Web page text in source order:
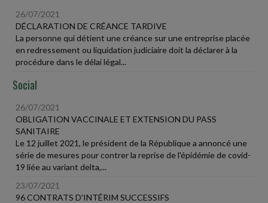
26/07/2021
DÉCLARATION DE CRÉANCE TARDIVE
La personne qui détient une créance sur une entreprise placée
en redressement ou liquidation judiciaire doit la déclarer à la
procédure dans le délai légal...
Social
26/07/2021
OBLIGATION VACCINALE ET EXTENSION DU PASS
SANITAIRE
Le 12 juillet 2021, le président de la République a annoncé une
série de mesures pour contrer la reprise de l'épidémie de covid-
19 liée au variant delta,...
23/07/2021
96 CONTRATS D'INTÉRIM SUCCESSIFS